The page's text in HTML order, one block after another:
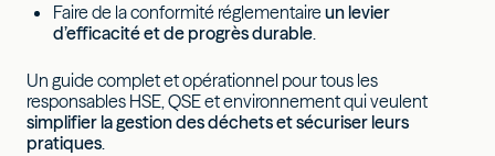
Faire de la conformité réglementaire un levier
d’efficacité et de progrès durable.
Un guide complet et opérationnel pour tous les
responsables HSE, QSE et environnement qui veulent
simplifier la gestion des déchets et sécuriser leurs
pratiques.